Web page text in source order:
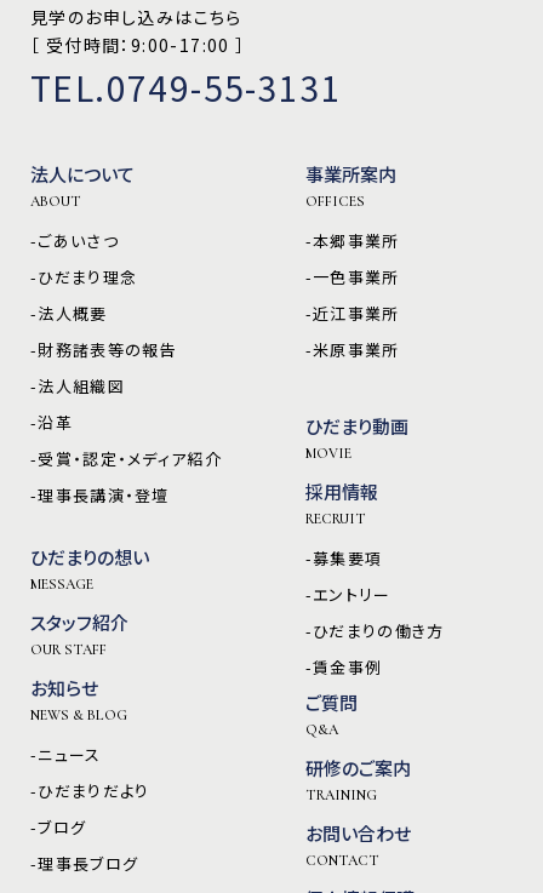
見学のお申し込みはこちら
［ 受付時間：9:00-17:00 ］
TEL.0749-55-3131
法人について
ABOUT
-ごあいさつ
-ひだまり理念
-法人概要
-財務諸表等の報告
-法人組織図
-沿革
-受賞・認定・メディア紹介
-理事長講演・登壇
ひだまりの想い
MESSAGE
スタッフ紹介
OUR STAFF
お知らせ
NEWS & BLOG
-ニュース
-ひだまりだより
-ブログ
-理事長ブログ
事業所案内
OFFICES
-本郷事業所
-一色事業所
-近江事業所
-米原事業所
ひだまり動画
MOVIE
採用情報
RECRUIT
-募集要項
-エントリー
-ひだまりの働き方
-賃金事例
ご質問
Q&A
研修のご案内
TRAINING
お問い合わせ
CONTACT